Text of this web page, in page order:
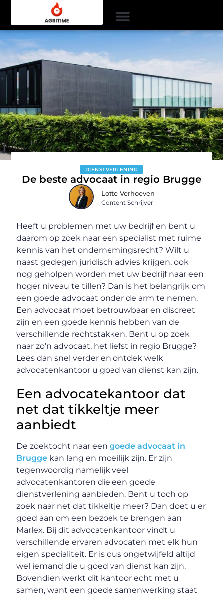
DIENSTVERLENING
De beste advocaat in regio Brugge
Lotte Verhoeven
Content Schrijver
Heeft u problemen met uw bedrijf en bent u
daarom op zoek naar een specialist met ruime
kennis van het ondernemingsrecht? Wilt u
naast gedegen juridisch advies krijgen, ook
nog geholpen worden met uw bedrijf naar een
hoger niveau te tillen? Dan is het belangrijk om
een goede advocaat onder de arm te nemen.
Een advocaat moet betrouwbaar en discreet
zijn en een goede kennis hebben van de
verschillende rechtstakken. Bent u op zoek
naar zo’n advocaat, het liefst in regio Brugge?
Lees dan snel verder en ontdek welk
advocatenkantoor u goed van dienst kan zijn.
Een advocatekantoor dat
net dat tikkeltje meer
aanbiedt
De zoektocht naar eengoede advocaat in
Brugge kan lang en moeilijk zijn. Er zijn
tegenwoordig namelijk veel
advocatenkantoren die een goede
dienstverlening aanbieden. Bent u toch op
zoek naar net dat tikkeltje meer? Dan doet u er
goed aan om een bezoek te brengen aan
Marlex. Bij dit advocatenkantoor vindt u
verschillende ervaren advocaten met elk hun
eigen specialiteit. Er is dus ongetwijfeld altijd
wel iemand die u goed van dienst kan zijn.
Bovendien werkt dit kantoor echt met u
samen, want een goede samenwerking staat